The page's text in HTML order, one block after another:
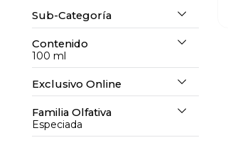
Sub-Categoría
Hombre
Contenido
100 ml
100 ml (1)
Exclusivo Online
No ( 1)
Familia Olfativa
Especiada